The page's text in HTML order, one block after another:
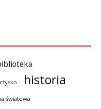
historia
światowa